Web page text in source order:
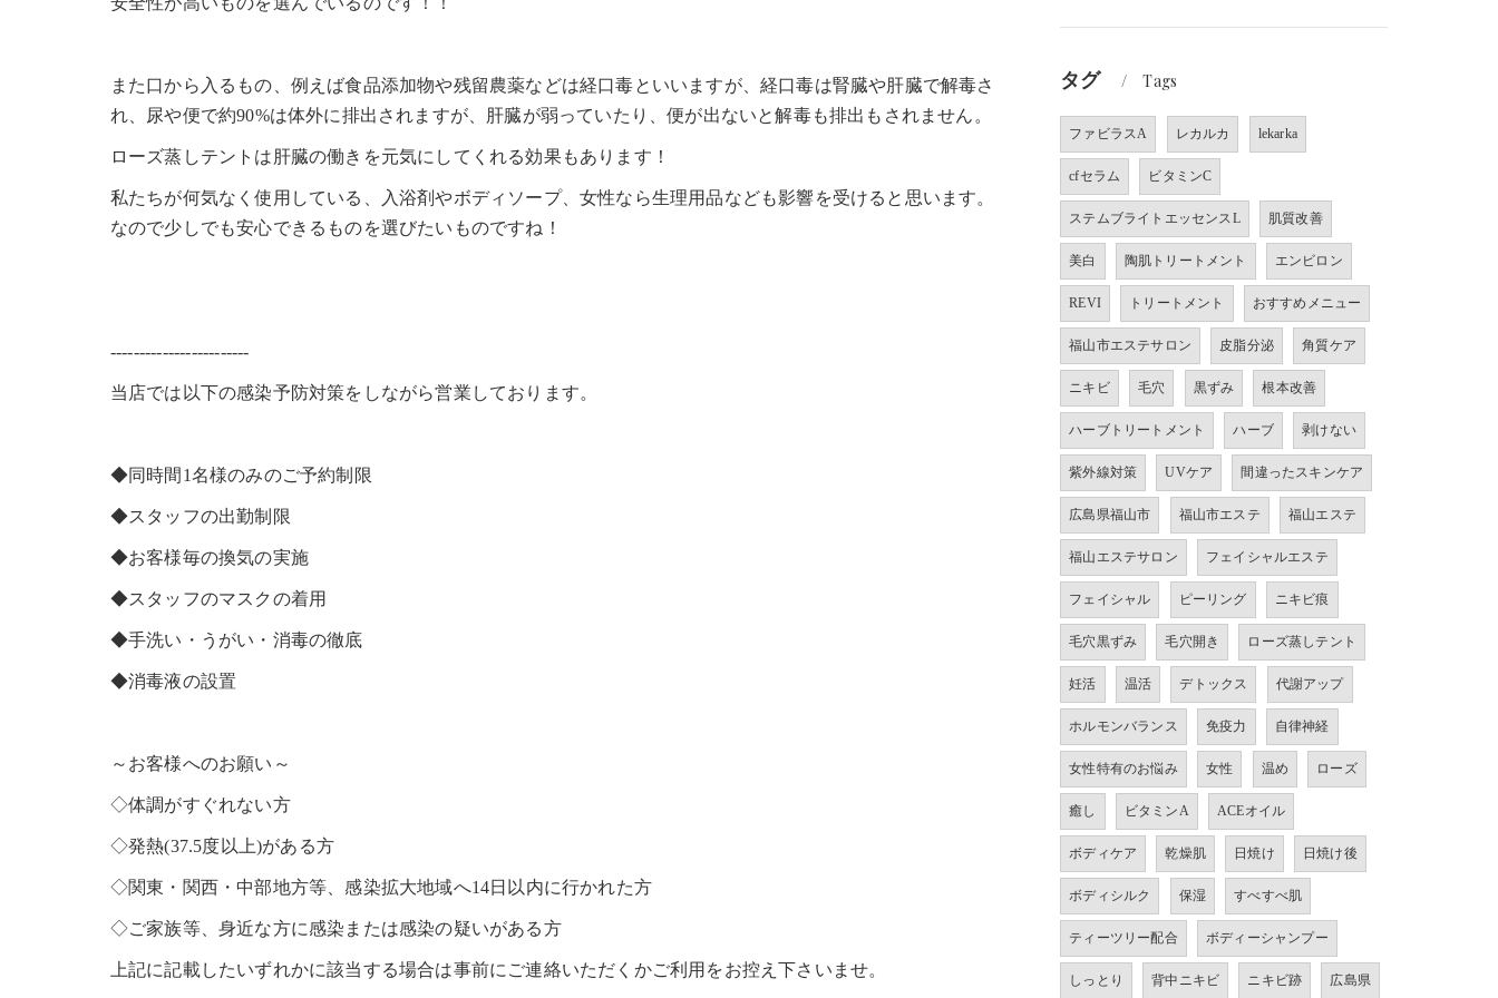
また口から入るもの、例えば食品添加物や残留農薬などは経口毒といいますが、経口毒は腎臓や肝臓で解毒さ
れ、尿や便で約90%は体外に排出されますが、肝臓が弱っていたり、便が出ないと解毒も排出もされません。
ローズ蒸しテントは肝臓の働きを元気にしてくれる効果もあります！
私たちが何気なく使用している、入浴剤やボディソープ、女性なら生理用品なども影響を受けると思います。
なので少しでも安心できるものを選びたいものですね！
------------------------
当店では以下の感染予防対策をしながら営業しております。
◆同時間1名様のみのご予約制限
◆スタッフの出勤制限
◆お客様毎の換気の実施
◆スタッフのマスクの着用
◆手洗い・うがい・消毒の徹底
◆消毒液の設置
～お客様へのお願い～
◇体調がすぐれない方
◇発熱(37.5度以上)がある方
◇関東・関西・中部地方等、感染拡大地域へ14日以内に行かれた方
◇ご家族等、身近な方に感染または感染の疑いがある方
上記に記載したいずれかに該当する場合は事前にご連絡いただくかご利用をお控え下さいませ。
タグ Tags
ファビラスA レカルカ lekarka
cfセラム ビタミンC
ステムブライトエッセンスL 肌質改善
美白 陶肌トリートメント エンビロン
REVI トリートメント おすすめメニュー
福山市エステサロン 皮脂分泌 角質ケア
ニキビ 毛穴 黒ずみ 根本改善
ハーブトリートメント ハーブ 剥けない
紫外線対策 UVケア 間違ったスキンケア
広島県福山市 福山市エステ 福山エステ
福山エステサロン フェイシャルエステ
フェイシャル ピーリング ニキビ痕
毛穴黒ずみ 毛穴開き ローズ蒸しテント
妊活 温活 デトックス 代謝アップ
ホルモンバランス 免疫力 自律神経
女性特有のお悩み 女性 温め ローズ
癒し ビタミンA ACEオイル
ボディケア 乾燥肌 日焼け 日焼け後
ボディシルク 保湿 すべすべ肌
ティーツリー配合 ボディーシャンプー
しっとり 背中ニキビ ニキビ跡 広島県